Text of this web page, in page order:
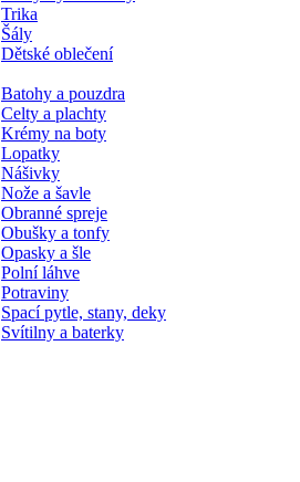
Trika
Šály
Dětské oblečení
Batohy a pouzdra
Celty a plachty
Krémy na boty
Lopatky
Nášivky
Nože a šavle
Obranné spreje
Obušky a tonfy
Opasky a šle
Polní láhve
Potraviny
Spací pytle, stany, deky
Svítilny a baterky